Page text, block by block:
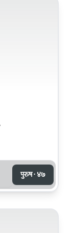
पुरुष · ४७